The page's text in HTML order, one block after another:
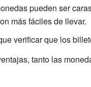
pueden ser
más fáciles de llevar.
verificar que los
tanto las